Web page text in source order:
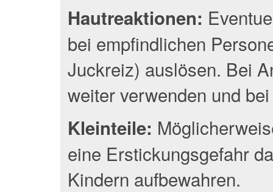
Hautreaktionen:
bei empfindlichen
Juckreiz) auslösen. Bei
weiter verwenden und
Kleinteile:
eine Erstickungsgefahr
Kindern aufbewahren.